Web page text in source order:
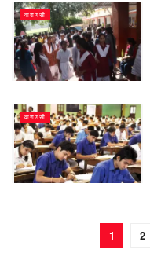
वाराणसी
वाराणसी
1 2